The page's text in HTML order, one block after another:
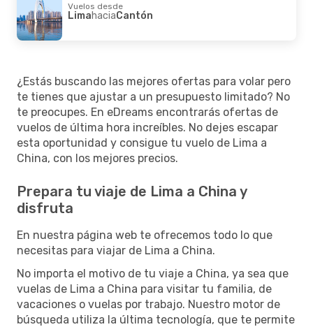
Vuelos desde
LimahaciaCantón
¿Estás buscando las mejores ofertas para volar pero
te tienes que ajustar a un presupuesto limitado? No
te preocupes. En eDreams encontrarás ofertas de
vuelos de última hora increíbles. No dejes escapar
esta oportunidad y consigue tu vuelo de Lima a
China, con los mejores precios.
Prepara tu viaje de Lima a China y
disfruta
En nuestra página web te ofrecemos todo lo que
necesitas para viajar de Lima a China.
No importa el motivo de tu viaje a China, ya sea que
vuelas de Lima a China para visitar tu familia, de
vacaciones o vuelas por trabajo. Nuestro motor de
búsqueda utiliza la última tecnología, que te permite